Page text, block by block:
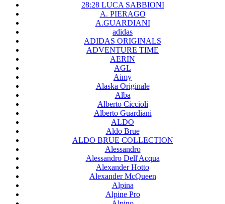
28:28 LUCA SABBIONI
A. PIERAGO
A.GUARDIANI
adidas
ADIDAS ORIGINALS
ADVENTURE TIME
AERIN
AGL
Aimy
Alaska Originale
Alba
Alberto Ciccioli
Alberto Guardiani
ALDO
Aldo Brue
ALDO BRUE COLLECTION
Alessandro
Alessandro Dell'Acqua
Alexander Hotto
Alexander McQueen
Alpina
Alpine Pro